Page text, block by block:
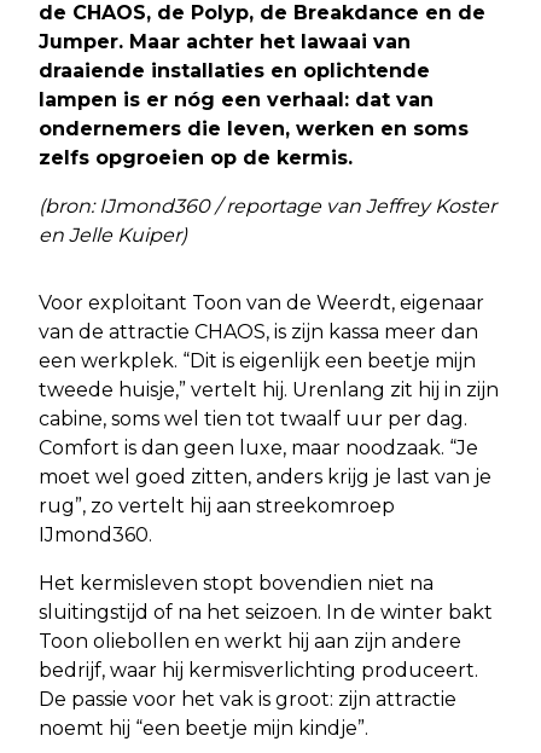
de CHAOS, de Polyp, de Breakdance en de
Jumper. Maar achter het lawaai van
draaiende installaties en oplichtende
lampen is er nóg een verhaal: dat van
ondernemers die leven, werken en soms
zelfs opgroeien op de kermis.
(bron: IJmond360 / reportage van Jeffrey Koster
en Jelle Kuiper)
Voor exploitant Toon van de Weerdt, eigenaar
van de attractie CHAOS, is zijn kassa meer dan
een werkplek. “Dit is eigenlijk een beetje mijn
tweede huisje,” vertelt hij. Urenlang zit hij in zijn
cabine, soms wel tien tot twaalf uur per dag.
Comfort is dan geen luxe, maar noodzaak. “Je
moet wel goed zitten, anders krijg je last van je
rug”, zo vertelt hij aan streekomroep
IJmond360.
Het kermisleven stopt bovendien niet na
sluitingstijd of na het seizoen. In de winter bakt
Toon oliebollen en werkt hij aan zijn andere
bedrijf, waar hij kermisverlichting produceert.
De passie voor het vak is groot: zijn attractie
noemt hij “een beetje mijn kindje”.